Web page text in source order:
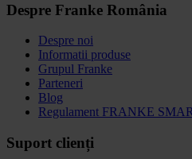
Despre Franke România
Despre noi
Informatii produse
Grupul Franke
Parteneri
Blog
Regulament FRANKE
Suport clienți